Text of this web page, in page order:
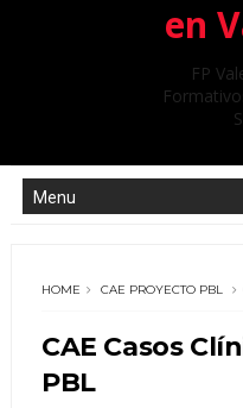
en
FP
HOME CAE PROYECTO PBL
CAE Casos
PBL